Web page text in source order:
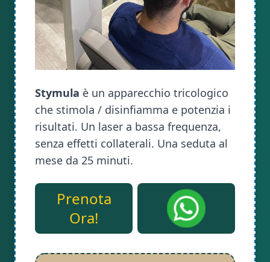
Stymula è un apparecchio tricologico
che stimola / disinfiamma e potenzia i
risultati. Un laser a bassa frequenza,
senza effetti collaterali. Una seduta al
mese da 25 minuti.
Prenota
Ora!